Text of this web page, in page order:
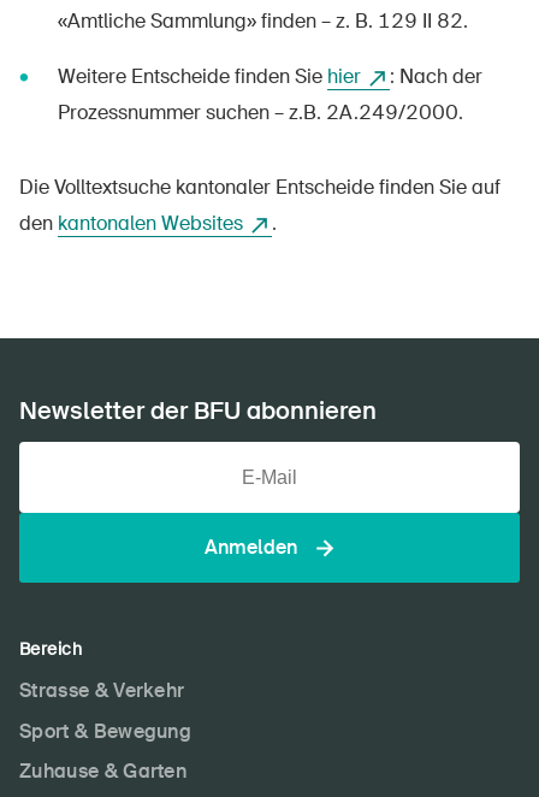
«Amtliche Sammlung» finden – z. B. 129 II 82.
Weitere Entscheide finden Sie hier
: Nach der
Prozessnummer suchen – z.B. 2A.249/2000.
Die Volltextsuche kantonaler Entscheide finden Sie auf
den kantonalen Websites .
Newsletter der BFU abonnieren
Anmelden
Bereich
Strasse & Verkehr
Sport & Bewegung
Zuhause & Garten